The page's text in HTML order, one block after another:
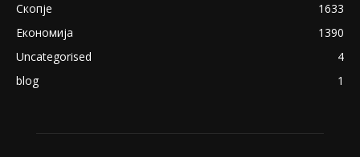
Скопје
1633
Економија
1390
Uncategorised
4
blog
1